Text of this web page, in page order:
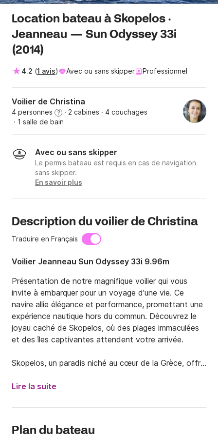
Location bateau à Skopelos ·
Jeanneau — Sun Odyssey 33i
(2014)
4.2 (1 avis) Avec ou sans skipper Professionnel
Voilier de Christina
4 personnes ? · 2 cabines · 4 couchages
· 1 salle de bain
Avec ou sans skipper
Le permis bateau est requis en cas de navigation
sans skipper.
En savoir plus
Description du voilier de Christina
Traduire en Français
Voilier Jeanneau Sun Odyssey 33i 9.96m
Présentation de notre magnifique voilier qui vous
invite à embarquer pour un voyage d'une vie. Ce
navire allie élégance et performance, promettant une
expérience nautique hors du commun. Découvrez le
joyau caché de Skopelos, où des plages immaculées
et des îles captivantes attendent votre arrivée.
Skopelos, un paradis niché au cœur de la Grèce, offre
les eaux translucides qui entourent cette île idyllique.
embrassés par les douces vagues. Offrez-vous la
profondeurs cristallines.
Lire la suite
Plan du bateau